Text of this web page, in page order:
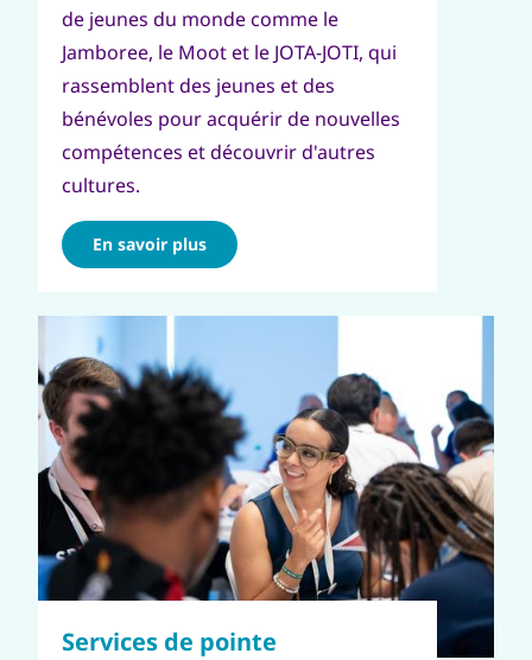
de jeunes du monde comme le
Jamboree, le Moot et le JOTA-JOTI, qui
rassemblent des jeunes et des
bénévoles pour acquérir de nouvelles
compétences et découvrir d'autres
cultures.
En savoir plus